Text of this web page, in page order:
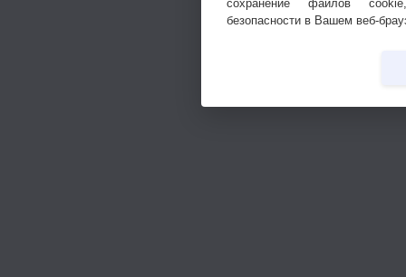
сохранение файлов
безопасности в Вашем веб-